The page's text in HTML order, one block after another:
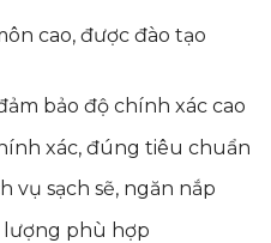
cao, được đào tạo
bảo độ chính xác cao
xác, đúng tiêu chuẩn
vụ sạch sẽ, ngăn nắp​
lượng phù hợp